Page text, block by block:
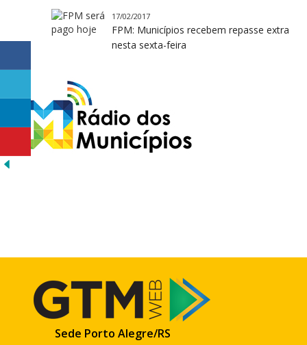
17/02/2017
FPM: Municípios recebem repasse extra
nesta sexta-feira
Sede Porto Alegre/RS